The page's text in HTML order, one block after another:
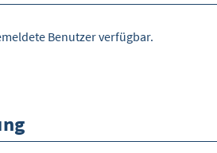
Benutzer verfügbar.